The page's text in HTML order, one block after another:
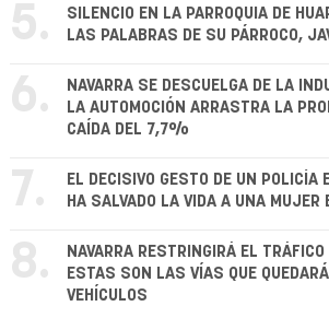
5.
SILENCIO EN LA PARROQUIA DE
LAS PALABRAS DE SU PÁRROCO,
6.
NAVARRA SE DESCUELGA DE LA
LA AUTOMOCIÓN ARRASTRA LA
CAÍDA DEL 7,7%
7.
EL DECISIVO GESTO DE UN POLICÍA
HA SALVADO LA VIDA A UNA MUJER
8.
NAVARRA RESTRINGIRÁ EL
ESTAS SON LAS VÍAS QUE
VEHÍCULOS